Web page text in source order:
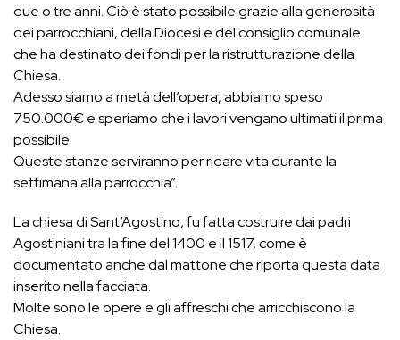
due o tre anni. Ciò è stato possibile grazie alla generosità
dei parrocchiani, della Diocesi e del consiglio comunale
che ha destinato dei fondi per la ristrutturazione della
Chiesa.
Adesso siamo a metà dell’opera, abbiamo speso
750.000€ e speriamo che i lavori vengano ultimati il prima
possibile.
Queste stanze serviranno per ridare vita durante la
settimana alla parrocchia”.
La chiesa di Sant’Agostino, fu fatta costruire dai padri
Agostiniani tra la fine del 1400 e il 1517, come è
documentato anche dal mattone che riporta questa data
inserito nella facciata.
Molte sono le opere e gli affreschi che arricchiscono la
Chiesa.